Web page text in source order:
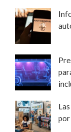
por